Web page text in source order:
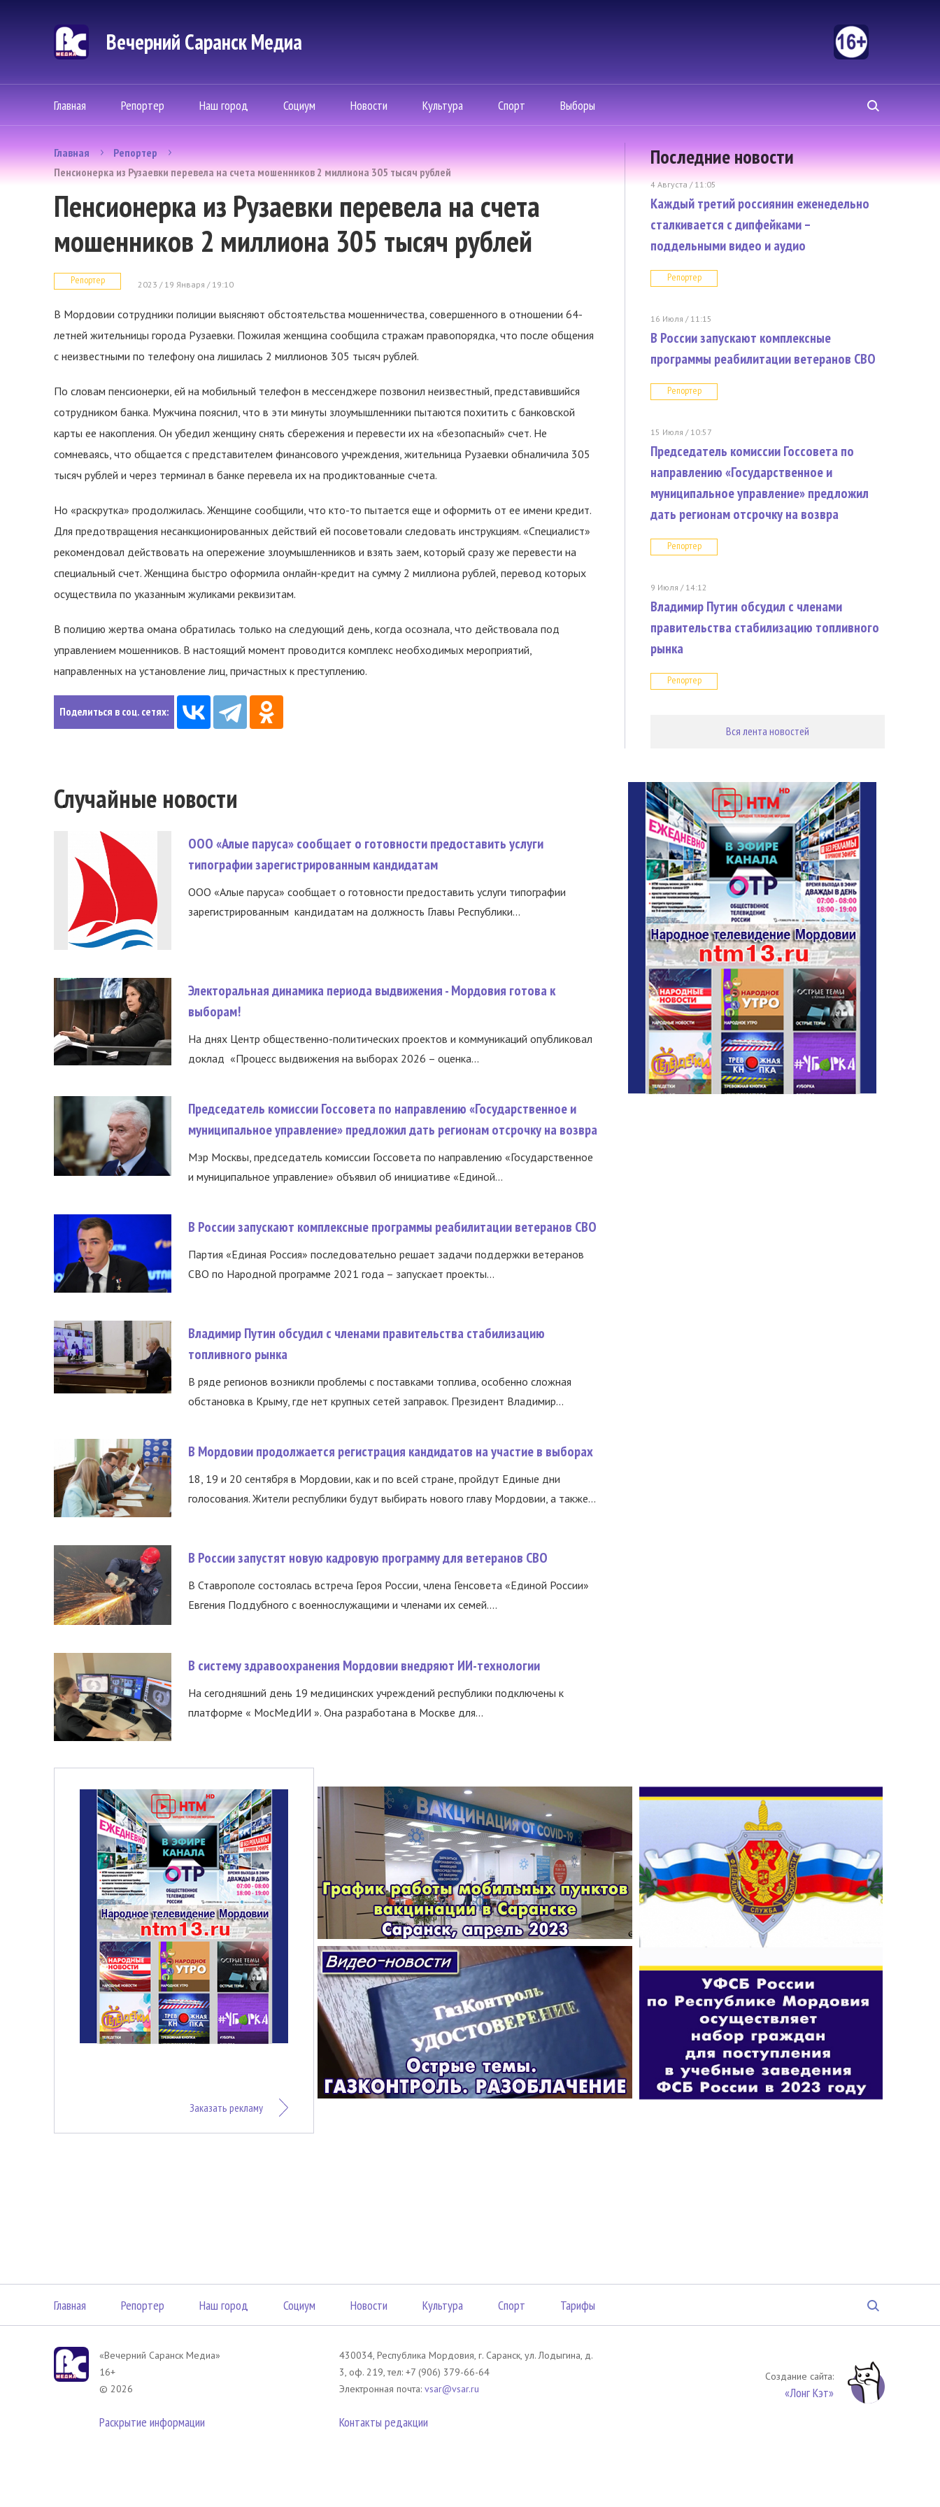
Вечерний Саранск Mедиа
Главная Репортер Наш город Социум Новости Культура Спорт Выборы
Главная
Репортер
Пенсионерка из Рузаевки перевела на счета мошенников 2 миллиона 305 тысяч рублей
Пенсионерка из Рузаевки перевела на счета
мошенников 2 миллиона 305 тысяч рублей
Репортер 2023 / 19 Января / 19:10
В Мордовии сотрудники полиции выясняют обстоятельства мошенничества, совершенного в отношении 64-
летней жительницы города Рузаевки. Пожилая женщина сообщила стражам правопорядка, что после общения
с неизвестными по телефону она лишилась 2 миллионов 305 тысяч рублей.
По словам пенсионерки, ей на мобильный телефон в мессенджере позвонил неизвестный, представившийся
сотрудником банка. Мужчина пояснил, что в эти минуты злоумышленники пытаются похитить с банковской
карты ее накопления. Он убедил женщину снять сбережения и перевести их на «безопасный» счет. Не
сомневаясь, что общается с представителем финансового учреждения, жительница Рузаевки обналичила 305
тысяч рублей и через терминал в банке перевела их на продиктованные счета.
Но «раскрутка» продолжилась. Женщине сообщили, что кто-то пытается еще и оформить от ее имени кредит.
Для предотвращения несанкционированных действий ей посоветовали следовать инструкциям. «Специалист»
рекомендовал действовать на опережение злоумышленников и взять заем, который сразу же перевести на
специальный счет. Женщина быстро оформила онлайн-кредит на сумму 2 миллиона рублей, перевод которых
осуществила по указанным жуликами реквизитам.
В полицию жертва омана обратилась только на следующий день, когда осознала, что действовала под
управлением мошенников. В настоящий момент проводится комплекс необходимых мероприятий,
направленных на установление лиц, причастных к преступлению.
Поделиться в соц. сетях:
Случайные новости
ООО «Алые паруса» сообщает о готовности предоставить услуги
типографии зарегистрированным кандидатам
ООО «Алые паруса» сообщает о готовности предоставить услуги типографии
зарегистрированным кандидатам на должность Главы Республики...
Электоральная динамика периода выдвижения - Мордовия готова к
выборам!
На днях Центр общественно-политических проектов и коммуникаций опубликовал
доклад «Процесс выдвижения на выборах 2026 – оценка...
Председатель комиссии Госсовета по направлению «Государственное и
муниципальное управление» предложил дать регионам отсрочку на возвра
Мэр Москвы, председатель комиссии Госсовета по направлению «Государственное
и муниципальное управление» объявил об инициативе «Единой...
В России запускают комплексные программы реабилитации ветеранов СВО
Партия «Единая Россия» последовательно решает задачи поддержки ветеранов
СВО по Народной программе 2021 года – запускает проекты...
Владимир Путин обсудил с членами правительства стабилизацию
топливного рынка
В ряде регионов возникли проблемы с поставками топлива, особенно сложная
обстановка в Крыму, где нет крупных сетей заправок. Президент Владимир...
В Мордовии продолжается регистрация кандидатов на участие в выборах
18, 19 и 20 сентября в Мордовии, как и по всей стране, пройдут Единые дни
голосования. Жители республики будут выбирать нового главу Мордовии, а также...
В России запустят новую кадровую программу для ветеранов СВО
В Ставрополе состоялась встреча Героя России, члена Генсовета «Единой России»
Евгения Поддубного с военнослужащими и членами их семей....
В систему здравоохранения Мордовии внедряют ИИ-технологии
На сегодняшний день 19 медицинских учреждений республики подключены к
платформе « МосМедИИ ». Она разработана в Москве для...
Последние новости
4 Августа / 11:05
Каждый третий россиянин еженедельно
сталкивается с дипфейками –
поддельными видео и аудио
Репортер
16 Июля / 11:15
В России запускают комплексные
программы реабилитации ветеранов СВО
Репортер
15 Июля / 10:57
Председатель комиссии Госсовета по
направлению «Государственное и
муниципальное управление» предложил
дать регионам отсрочку на возвра
Репортер
9 Июля / 14:12
Владимир Путин обсудил с членами
правительства стабилизацию топливного
рынка
Репортер
Вся лента новостей
Заказать рекламу
Главная Репортер Наш город Социум Новости Культура Спорт Тарифы
«Вечерний Саранск Mедиа»
16+
© 2026
Раскрытие информации
430034, Республика Мордовия, г. Саранск, ул. Лодыгина, д.
3, оф. 219, тел: +7 (906) 379-66-64
Электронная почта: vsar@vsar.ru
Контакты редакции
Создание сайта:
«Лонг Кэт»